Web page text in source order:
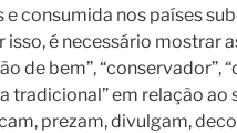
e consumida nos países
isso, é necessário mostrar
de bem”, “conservador”,
tradicional” em relação
prezam, divulgam,